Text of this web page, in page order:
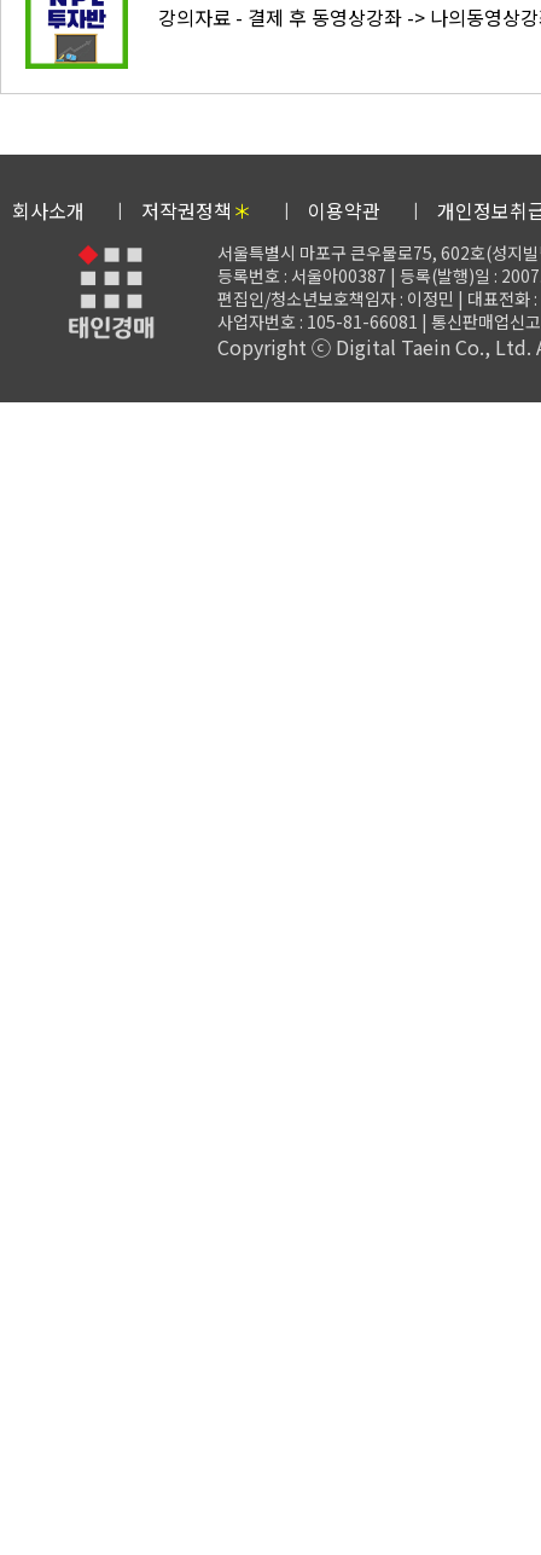
강의자료 - 결제 후 동영상강좌 -> 나의동영상
회사소개 저작권정책 ＊ 이용약관 개인정보취
서울특별시 마포구 큰우물로75, 602호(성지
등록번호 : 서울아00387 | 등록(발행)일 :
편집인/청소년보호책임자 : 이정민 | 대표전
사업자번호 : 105-81-66081 | 통신판매업
Copyright ⓒ Digital Taein Co., Ltd.